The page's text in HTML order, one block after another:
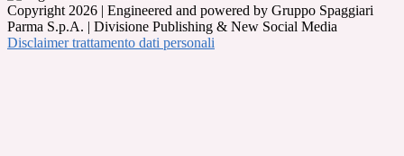
Copyright 2026 | Engineered and powered by Gruppo Spaggiari
Parma S.p.A. | Divisione Publishing & New Social Media
Disclaimer trattamento dati personali